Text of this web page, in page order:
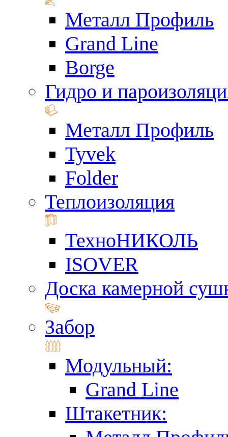
Металл Профиль
Grand Line
Borge
Гидро и
Металл Профиль
Tyvek
Folder
Теплоизоляция
ТехноНИКОЛЬ
ISOVER
Доска камерной
Забор
Модульный:
Grand Line
Штакетник: